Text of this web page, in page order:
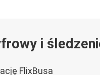
i
FlixBusa